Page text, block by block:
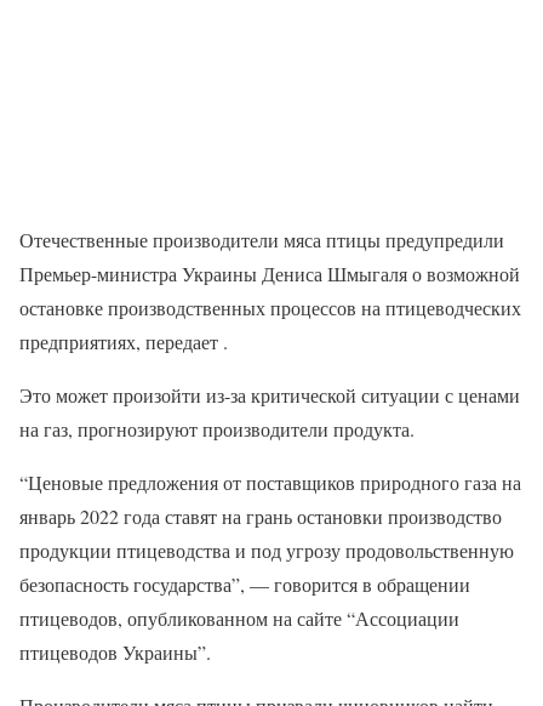
Отечественные производители мяса птицы предупредили
Премьер-министра Украины Дениса Шмыгаля о возможной
остановке производственных процессов на птицеводческих
предприятиях, передает .
Это может произойти из-за критической ситуации с ценами
на газ, прогнозируют производители продукта.
“Ценовые предложения от поставщиков природного газа на
январь 2022 года ставят на грань остановки производство
продукции птицеводства и под угрозу продовольственную
безопасность государства”, — говорится в обращении
птицеводов, опубликованном на сайте “Ассоциации
птицеводов Украины”.